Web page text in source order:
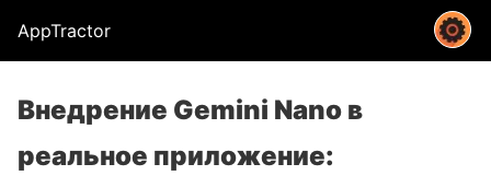
AppTractor
Внедрение Gemini Nano в
реальное приложение: